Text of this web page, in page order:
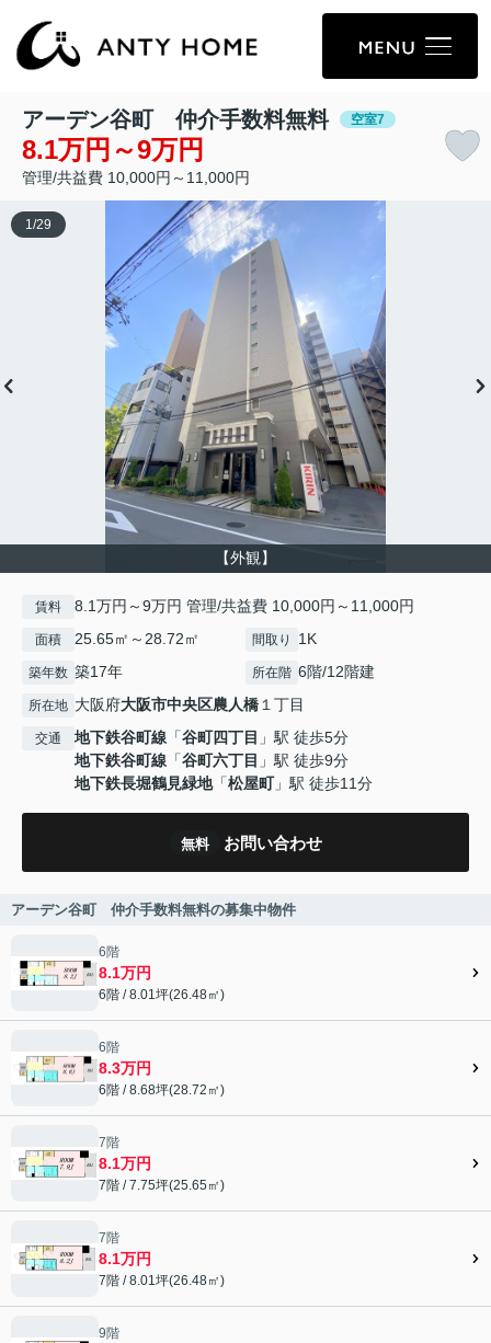
アーデン谷町 仲介手数料無料 空室7
8.1万円～9万円
管理/共益費 10,000円～11,000円
【外観】
1 /29
賃料 8.1万円～9万円 管理/共益費 10,000円～11,000円
面積 25.65㎡～28.72㎡ 間取り 1K
築年数 築17年 所在階 6階/12階建
所在地 大阪府大阪市中央区農人橋 １丁目
交通 地下鉄谷町線 「谷町四丁目 」駅 徒歩5分
地下鉄谷町線 「谷町六丁目 」駅 徒歩9分
地下鉄長堀鶴見緑地「松屋町」駅 徒歩11分
無料 お問い合わせ
アーデン谷町 仲介手数料無料の募集中物件
6階
8.1万円
6階 / 8.01坪(26.48㎡)
6階
8.3万円
6階 / 8.68坪(28.72㎡)
7階
8.1万円
7階 / 7.75坪(25.65㎡)
7階
8.1万円
7階 / 8.01坪(26.48㎡)
9階